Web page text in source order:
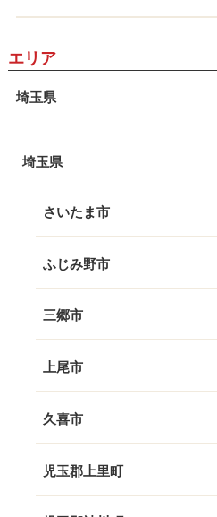
エリア
埼玉県
埼玉県
さいたま市
ふじみ野市
三郷市
上尾市
久喜市
児玉郡上里町